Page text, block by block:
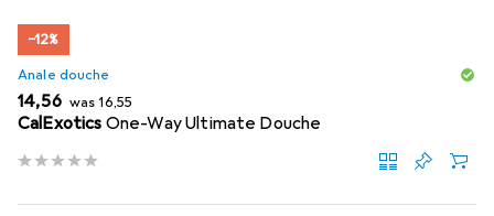
−12%
Anale douche
EUR
14,56 wasEUR
16,55
CalExotics One-Way Ultimate Douche